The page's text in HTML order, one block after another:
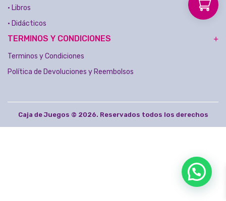
• Libros
• Didácticos
TERMINOS Y CONDICIONES
Terminos y Condiciones
Política de Devoluciones y Reembolsos
Caja de Juegos © 2026. Reservados todos los derechos